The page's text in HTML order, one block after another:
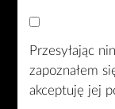
Przesyłając
zapoznałem
akceptuję jej